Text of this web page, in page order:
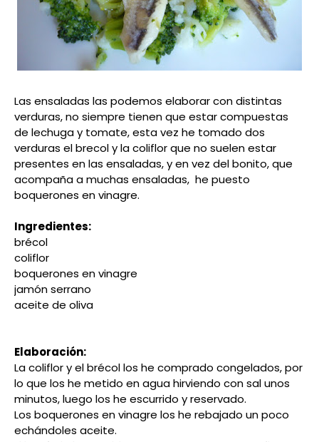
Las ensaladas las podemos elaborar con distintas
verduras, no siempre tienen que estar compuestas
de lechuga y tomate, esta vez he tomado dos
verduras el brecol y la coliflor que no suelen estar
presentes en las ensaladas, y en vez del bonito, que
acompaña a muchas ensaladas, he puesto
boquerones en vinagre.
Ingredientes:
brécol
coliflor
boquerones en vinagre
jamón serrano
aceite de oliva
Elaboración:
La coliflor y el brécol los he comprado congelados, por
lo que los he metido en agua hirviendo con sal unos
minutos, luego los he escurrido y reservado.
Los boquerones en vinagre los he rebajado un poco
echándoles aceite.